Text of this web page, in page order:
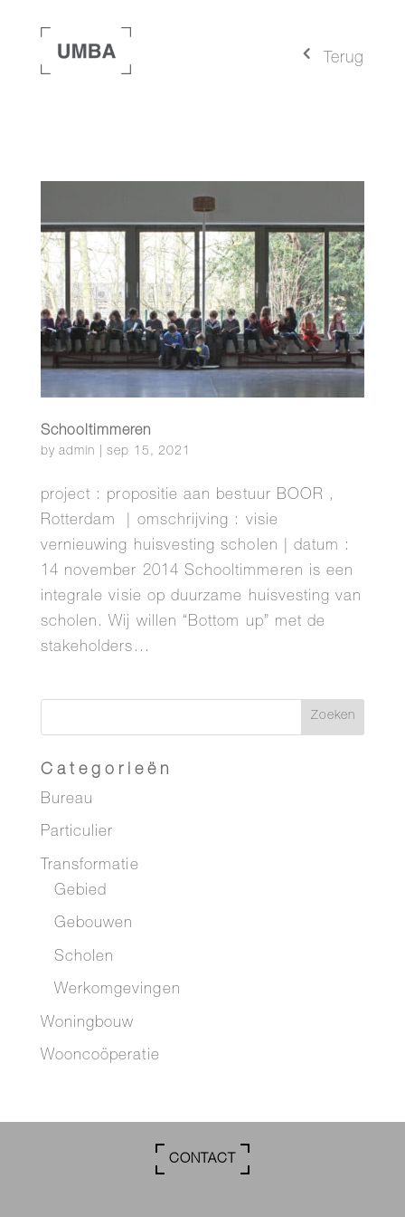
4 Terug
Schooltimmeren
byadmin |sep 15, 2021
project : propositie aan bestuur BOOR ,
Rotterdam | omschrijving : visie
vernieuwing huisvesting scholen | datum :
14 november 2014 Schooltimmeren is een
integrale visie op duurzame huisvesting van
scholen. Wij willen “Bottom up” met de
stakeholders...
Categorieën
Bureau
Particulier
Transformatie
Gebied
Gebouwen
Scholen
Werkomgevingen
Woningbouw
Wooncoöperatie
CONTACT